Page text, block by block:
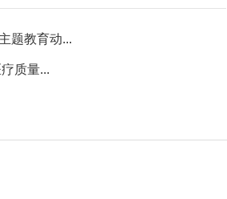
题教育动...
质量...